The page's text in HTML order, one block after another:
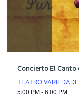
Concierto El Canto
TEATRO
5:00 PM - 6:00 PM